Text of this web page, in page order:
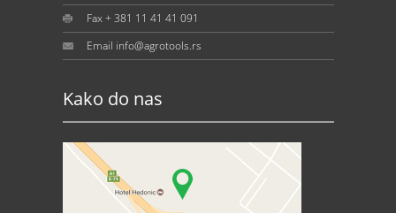
Fax + 381 11 41 41 091
Email info@agrotools.rs
Kako do nas